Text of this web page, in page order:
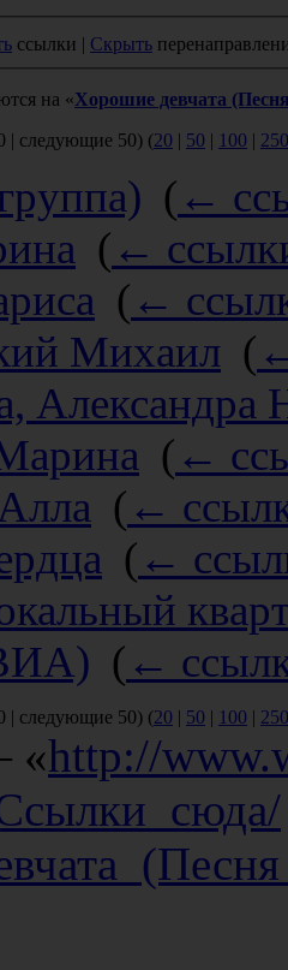
ссылки | Скрыть
на «Хорошие девчата
| следующие 50) (20 | 50 | 100 | 250
( ←
( ←
( ←
Михаил (
Александра
( ←
( ←
( ←
( ←
| следующие 50) (20 | 50 | 100 | 250
«http://